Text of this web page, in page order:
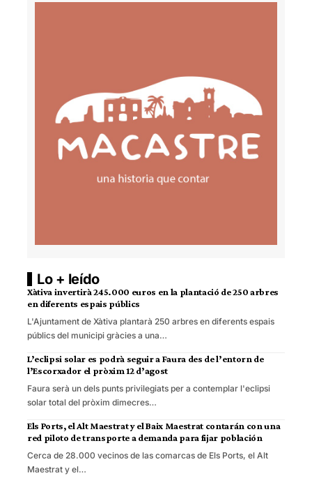
Lo + leído
Xàtiva invertirà 245.000 euros en la plantació de 250 arbres
en diferents espais públics
L'Ajuntament de Xàtiva plantarà 250 arbres en diferents espais
públics del municipi gràcies a una…
L’eclipsi solar es podrà seguir a Faura des de l’entorn de
l’Escorxador el pròxim 12 d’agost
Faura serà un dels punts privilegiats per a contemplar l'eclipsi
solar total del pròxim dimecres…
Els Ports, el Alt Maestrat y el Baix Maestrat contarán con una
red piloto de transporte a demanda para fijar población
Cerca de 28.000 vecinos de las comarcas de Els Ports, el Alt
Maestrat y el…